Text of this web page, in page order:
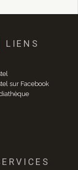
LIENS
sur Facebook